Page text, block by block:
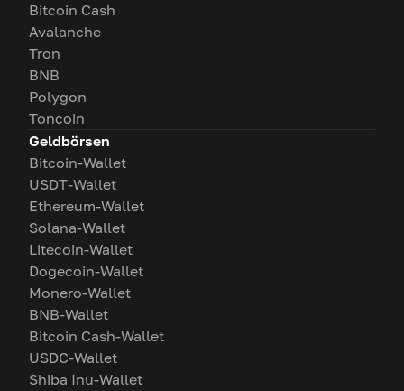
Bitcoin Cash
Avalanche
Tron
BNB
Polygon
Toncoin
Geldbörsen
Bitcoin-Wallet
USDT-Wallet
Ethereum-Wallet
Solana-Wallet
Litecoin-Wallet
Dogecoin-Wallet
Monero-Wallet
BNB-Wallet
Bitcoin Cash-Wallet
USDC-Wallet
Shiba Inu-Wallet